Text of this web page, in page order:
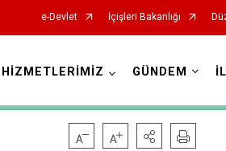
e-Devlet İçişleri Bakanlığı
HİZMETLERİMİZ GÜNDEM